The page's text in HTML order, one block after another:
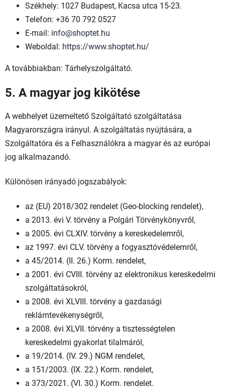
Székhely: 1027 Budapest, Kacsa utca 15-23.
Telefon: +36 70 792 0527
E-mail: info@shoptet.hu
Weboldal: https://www.shoptet.hu/
A továbbiakban: Tárhelyszolgáltató.
5. A magyar jog kikötése
A webhelyet üzemeltető Szolgáltató szolgáltatása
Magyarországra irányul. A szolgáltatás nyújtására, a
Szolgáltatóra és a Felhasználókra a magyar és az európai
jog alkalmazandó.
Különösen irányadó jogszabályok:
az (EU) 2018/302 rendelet (Geo-blocking rendelet),
a 2013. évi V. törvény a Polgári Törvénykönyvről,
a 2005. évi CLXIV. törvény a kereskedelemről,
az 1997. évi CLV. törvény a fogyasztóvédelemről,
a 45/2014. (II. 26.) Korm. rendelet,
a 2001. évi CVIII. törvény az elektronikus kereskedelmi
szolgáltatásokról,
a 2008. évi XLVIII. törvény a gazdasági
reklámtevékenységről,
a 2008. évi XLVII. törvény a tisztességtelen
kereskedelmi gyakorlat tilalmáról,
a 19/2014. (IV. 29.) NGM rendelet,
a 151/2003. (IX. 22.) Korm. rendelet,
a 373/2021. (VI. 30.) Korm. rendelet.